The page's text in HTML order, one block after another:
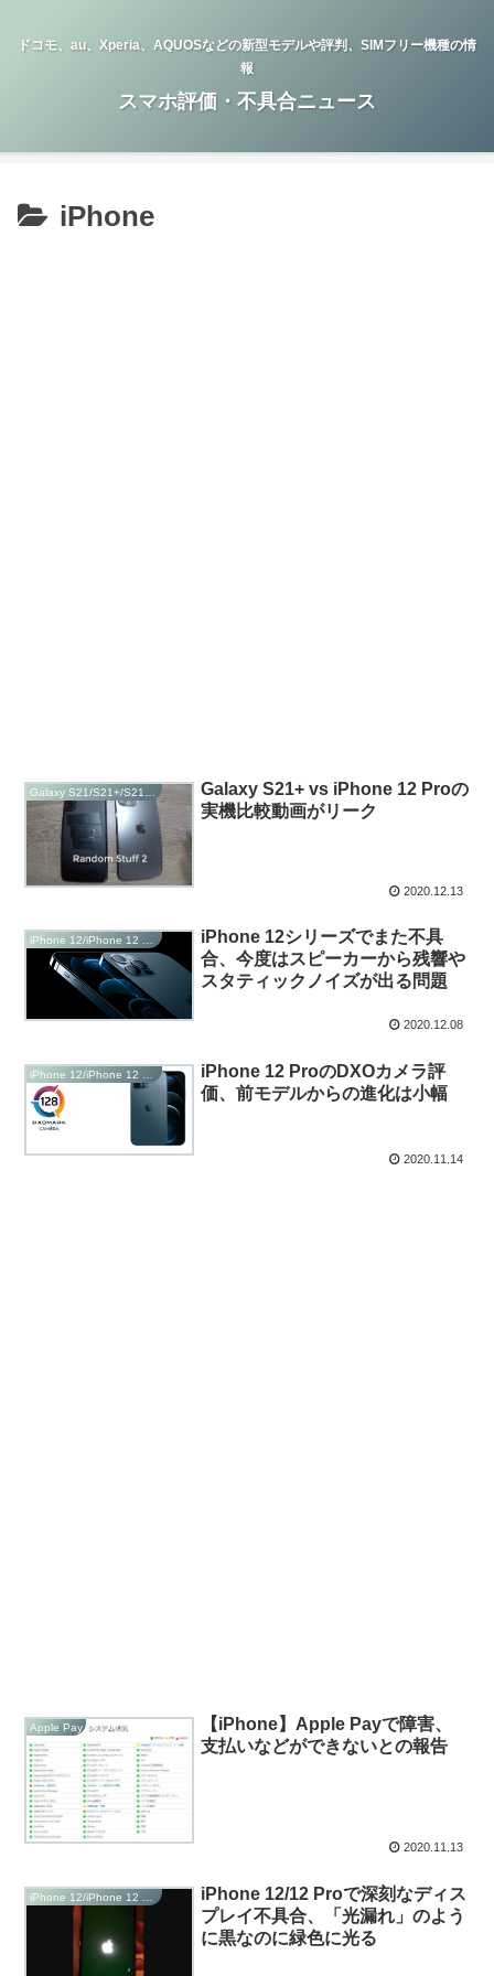
ドコモ、au、Xperia、AQUOSなどの新型モデルや評判、SIMフリー機種の情
報
スマホ評価・不具合ニュース
iPhone
Galaxy S21+ vs iPhone 12 Proの
実機比較動画がリーク
2020.12.13
iPhone 12/iPhone 12 Pro/iPhone 12 Max/Plus
iPhone 12シリーズでまた不具
合、今度はスピーカーから残響や
スタティックノイズが出る問題
2020.12.08
iPhone 12 ProのDXOカメラ評
価、前モデルからの進化は小幅
2020.11.14
Apple Pay
【iPhone】Apple Payで障害、
支払いなどができないとの報告
2020.11.13
iPhone 12/12 Proで深刻なディス
プレイ不具合、「光漏れ」のよう
に黒なのに緑色に光る